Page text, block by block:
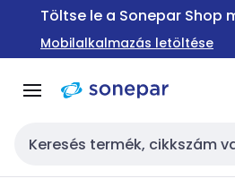
Ugrás a
Ugrás a
tartalomra
Töltse le a Sonepar Shop
Mobilalkalmazás letöltése
Keresési bemenet